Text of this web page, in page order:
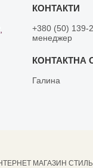
+380 (50) 139-
менеджер
Галина